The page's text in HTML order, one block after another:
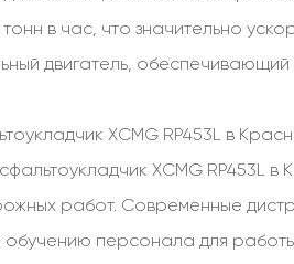
в час, что значительно
двигатель,
XCMG RP453L в
XCMG RP453L
работ. Современные
обучению персонала для